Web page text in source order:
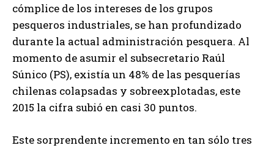
cómplice de los intereses de los grupos
pesqueros industriales, se han profundizado
durante la actual administración pesquera. Al
momento de asumir el subsecretario Raúl
Súnico (PS), existía un 48% de las pesquerías
chilenas colapsadas y sobreexplotadas, este
2015 la cifra subió en casi 30 puntos.
Este sorprendente incremento en tan sólo tres